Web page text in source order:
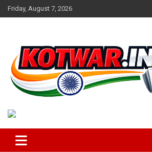
Skip
to
Friday, August 7, 2026
kotwar.in